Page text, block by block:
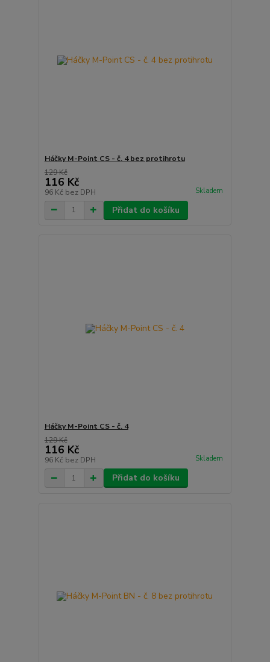
Háčky M-Point CS - č. 4 bez protihrotu
129 Kč
116 Kč
96 Kč bez DPH Skladem
Přidat do košíku
Háčky M-Point CS - č. 4
129 Kč
116 Kč
96 Kč bez DPH Skladem
Přidat do košíku